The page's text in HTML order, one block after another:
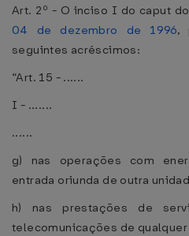
Art. 2º - O inciso I do caput
04 de dezembro de 1996,
seguintes acréscimos:
“Art. 15 - ......
I - .......
......
g) nas operações com
entrada oriunda de outra
h) nas prestações de
telecomunicações de qualquer